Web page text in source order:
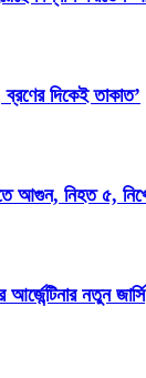
দিকেই তাকাত’
আগুন, নিহত ৫,
নতুন জার্সি